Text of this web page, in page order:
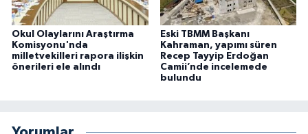
Okul Olaylarını Araştırma
Komisyonu'nda
milletvekilleri rapora ilişkin
önerileri ele alındı
Eski TBMM Başkanı
Kahraman, yapımı süren
Recep Tayyip Erdoğan
Camii’nde incelemede
bulundu